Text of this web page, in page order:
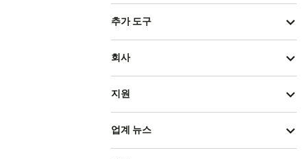
추가 도구
회사
지원
업계 뉴스